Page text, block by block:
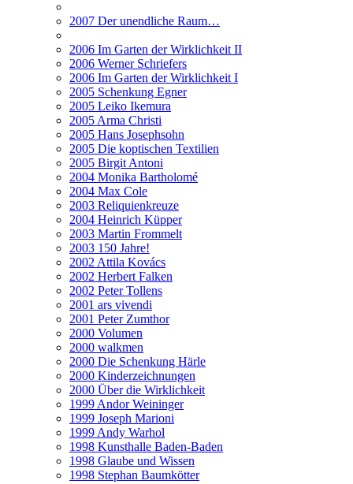
2007 Der unendliche Raum…
2006 Im Garten der Wirklichkeit II
2006 Werner Schriefers
2006 Im Garten der Wirklichkeit I
2005 Schenkung Egner
2005 Leiko Ikemura
2005 Arma Christi
2005 Hans Josephsohn
2005 Die koptischen Textilien
2005 Birgit Antoni
2004 Monika Bartholomé
2004 Max Cole
2003 Reliquienkreuze
2004 Heinrich Küpper
2003 Martin Frommelt
2003 150 Jahre!
2002 Attila Kovács
2002 Herbert Falken
2002 Peter Tollens
2001 ars vivendi
2001 Peter Zumthor
2000 Volumen
2000 walkmen
2000 Die Schenkung Härle
2000 Kinderzeichnungen
2000 Über die Wirklichkeit
1999 Andor Weininger
1999 Joseph Marioni
1999 Andy Warhol
1998 Kunsthalle Baden-Baden
1998 Glaube und Wissen
1998 Stephan Baumkötter